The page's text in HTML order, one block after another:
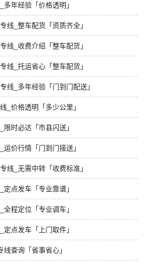
年经验「价格透明」
线_整车配货「资质齐全」
线_收费介绍「整车配货」
线_托运省心「整车配货」
线_多年经验「门到门配送」
_价格透明「多少公里」
时必达「市县闪送」
价行情「门到门接送」
线_无需中转「收费标准」
点发车「专业靠谱」
程定位「专业调车」
点发车「上门取件」
查询「省事省心」